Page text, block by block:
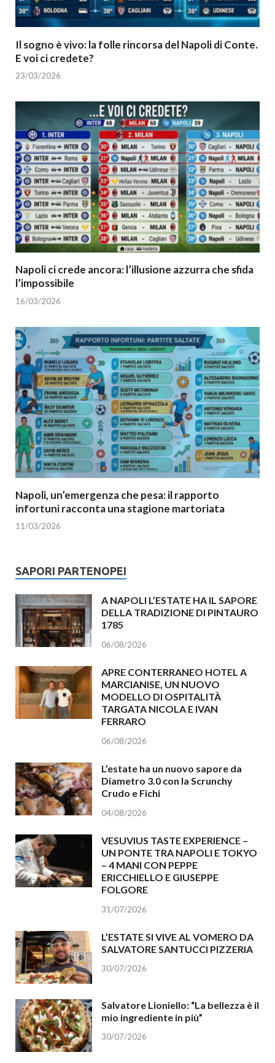
Il sogno è vivo: la folle rincorsa del Napoli di Conte.
E voi ci credete?
23/03/2026
Napoli ci crede ancora: l’illusione azzurra che sfida
l’impossibile
16/03/2026
Napoli, un’emergenza che pesa: il rapporto
infortuni racconta una stagione martoriata
11/03/2026
SAPORI PARTENOPEI
A NAPOLI L’ESTATE HA IL SAPORE
DELLA TRADIZIONE DI PINTAURO
1785
06/08/2026
APRE CONTERRANEO HOTEL A
MARCIANISE, UN NUOVO
MODELLO DI OSPITALITÀ
TARGATA NICOLA E IVAN
FERRARO
06/08/2026
L’estate ha un nuovo sapore da
Diametro 3.0 con la Scrunchy
Crudo e Fichi
04/08/2026
VESUVIUS TASTE EXPERIENCE –
UN PONTE TRA NAPOLI E TOKYO
– 4 MANI CON PEPPE
ERICCHIELLO E GIUSEPPE
FOLGORE
31/07/2026
L’ESTATE SI VIVE AL VOMERO DA
SALVATORE SANTUCCI PIZZERIA
30/07/2026
Salvatore Lioniello: “La bellezza è il
mio ingrediente in più”
30/07/2026